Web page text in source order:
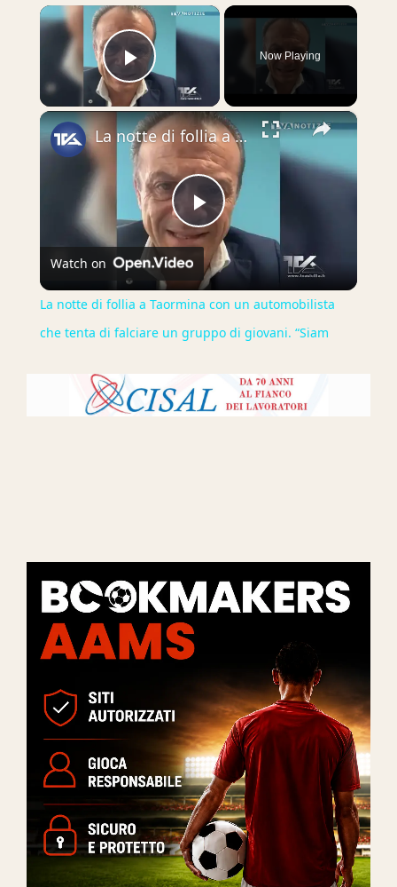
×
Play Video
Now Playing
×
Play
Video
La notte di follia a Taormina con un automobilista che tenta di falciare un gruppo di giovani. “Siam
Watch on
La notte di follia a Taormina con un automobilista
che tenta di falciare un gruppo di giovani. “Siam